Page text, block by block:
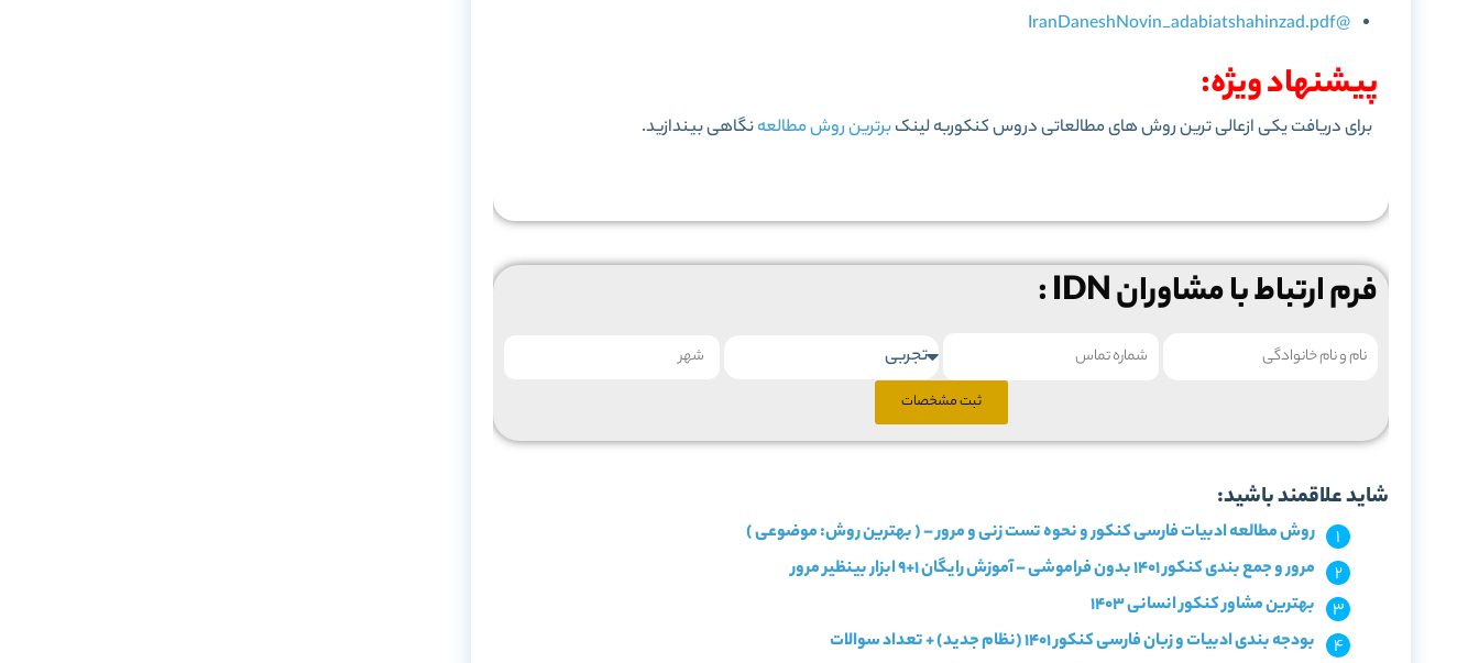
@IranDaneshNovin_adabiatshahinzad.pdf
پیشنهاد ویژه:
برای دریافت یکی ازعالی ترین روش های مطالعاتی دروس کنکوربه لینکبرترین روش مطالعهنگاهی بیندازید.
فرم ارتباط با مشاوران IDN :
ثبت مشخصات
شاید علاقمند باشید:
روش مطالعه ادبیات فارسی کنکور و نحوه تست زنی و مرور – ( بهترین روش: موضوعی )
مرور و جمع بندی کنکور 1401 بدون فراموشی – آموزش رایگان 1+9 ابزار بینظیر مرور
بهترین مشاور کنکور انسانی 1403
بودجه بندی ادبیات و زبان فارسی کنکور 1401 (نظام جدید) + تعداد سوالات